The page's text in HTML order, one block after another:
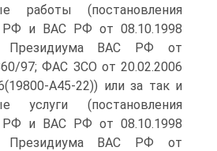
работы (постановления
и ВАС РФ от 08.10.1998
Президиума ВАС РФ от
97; ФАС ЗСО от 20.02.2006
А45-22)) или за так и
услуги (постановления
и ВАС РФ от 08.10.1998
Президиума ВАС РФ от